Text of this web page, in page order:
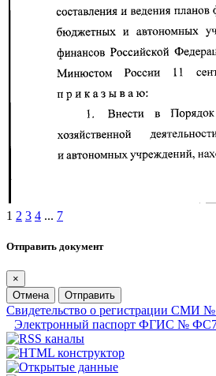
1 2 3 4 ... 7
Отправить документ
×
Отмена
Отправить
Свидетельство о регистрации СМИ
Электронный паспорт ФГИС №